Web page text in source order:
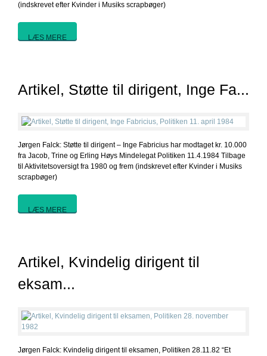
(indskrevet efter Kvinder i Musiks scrapbøger)
LÆS MERE
Artikel, Støtte til dirigent, Inge Fa...
Jørgen Falck: Støtte til dirigent – Inge Fabricius har modtaget kr. 10.000
fra Jacob, Trine og Erling Høys Mindelegat Politiken 11.4.1984 Tilbage
til Aktivitetsoversigt fra 1980 og frem (indskrevet efter Kvinder i Musiks
scrapbøger)
LÆS MERE
Artikel, Kvindelig dirigent til
eksam...
Jørgen Falck: Kvindelig dirigent til eksamen, Politiken 28.11.82 “Et